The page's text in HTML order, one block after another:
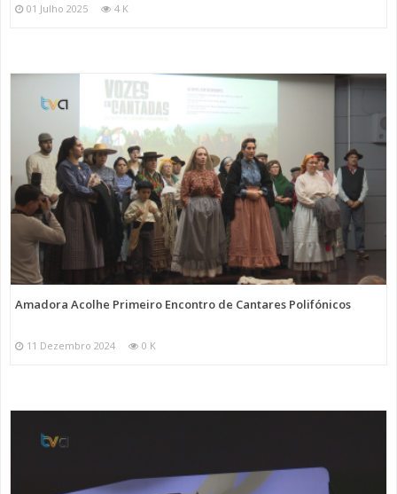
01 Julho 2025 4 K
Amadora Acolhe Primeiro Encontro de Cantares Polifónicos
11 Dezembro 2024 0 K